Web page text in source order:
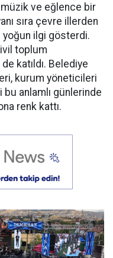
müzik ve eğlence bir
sıra çevre illerden
yoğun ilgi gösterdi.
toplum
katıldı. Belediye
kurum yöneticileri
anlamlı günlerinde
renk kattı.